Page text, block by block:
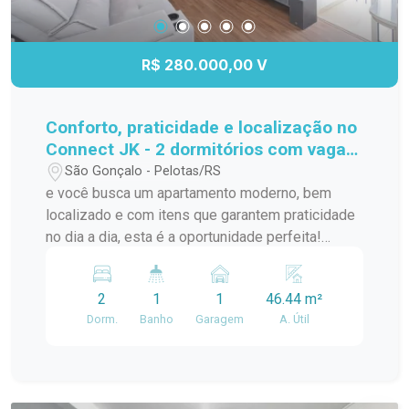
R$ 280.000,00 V
Conforto, praticidade e localização no
Connect JK - 2 dormitórios com vaga
privativa!
São Gonçalo - Pelotas/RS
e você busca um apartamento moderno, bem
localizado e com itens que garantem praticidade
no dia a dia, esta é a oportunidade perfeita!
Connect JK, na Av. JK de Oliveira, este imóvel
oferece tudo que você precisa para morar bem e
com comodidade. A poucos metros do Carrefour,
2
Dorm.
1
Banho
1
Garagem
46.44 m²
A. Útil